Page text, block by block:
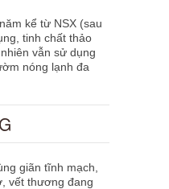
kể từ NSX (sau
tinh chất thảo
vẫn sử dụng
nóng lạnh đa
giãn tĩnh mạch,
vết thương đang